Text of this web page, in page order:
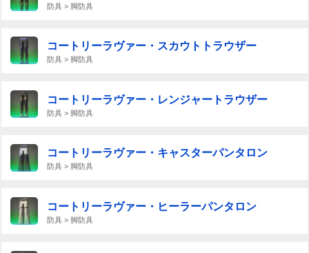
防具 > 脚防具
コートリーラヴァー・スカウトトラウザー
防具 > 脚防具
コートリーラヴァー・レンジャートラウザー
防具 > 脚防具
コートリーラヴァー・キャスターパンタロン
防具 > 脚防具
コートリーラヴァー・ヒーラーパンタロン
防具 > 脚防具